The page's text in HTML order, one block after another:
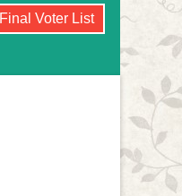
Final Voter List